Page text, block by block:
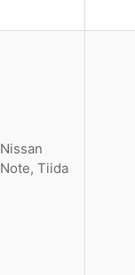
Nissan
Note, Tiida